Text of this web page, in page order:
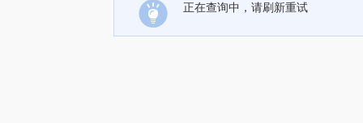
正在查询中，请刷新重试